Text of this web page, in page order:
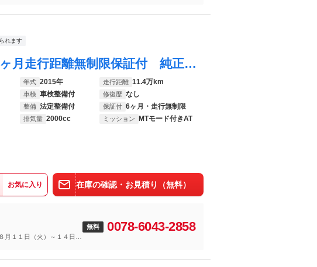
れます
スカイライン ２００ＧＴ－ｔ ６ヶ月走行距離無制限保証付 純正ＳＤナビ フルセグＴＶ バックカメラ ＥＴＣ ハーフレザーシート スマートキー クルーズコントロール パワーシート ＬＥＤヘッドライト Ｂｌｕｅｔｏｏｔｈ対応
年式 2015年 走行距離 11.4万km
車検 車検整備付 修復歴 なし
整備 法定整備付 保証付 6ヶ月・走行無制限
排気量 2000cc ミッション MTモード付きAT
お気に入り 在庫の確認・お見積り（無料）
１１日（火）～１４日
無料 0078-6043-2858